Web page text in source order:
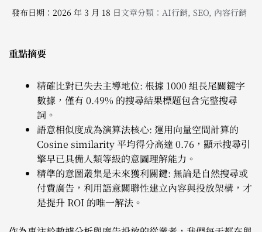
發布日期：2026 年 3 月 18 日文章分類： AI行銷, SEO, 內容行銷
重點摘要
精確比對已失去主導地位: 根據 1000 組長尾關鍵字
數據，僅有 0.49% 的搜尋結果標題包含完整搜尋
詞。
語意相似度成為演算法核心: 運用向量空間計算的
Cosine similarity 平均得分高達 0.76，顯示搜尋引
擎早已具備人類等級的意圖理解能力。
精準的意圖叢集是未來獲利關鍵: 無論是自然搜尋或
付費廣告，利用語意關聯性建立內容與投放架構，才
是提升 ROI 的唯一解法。